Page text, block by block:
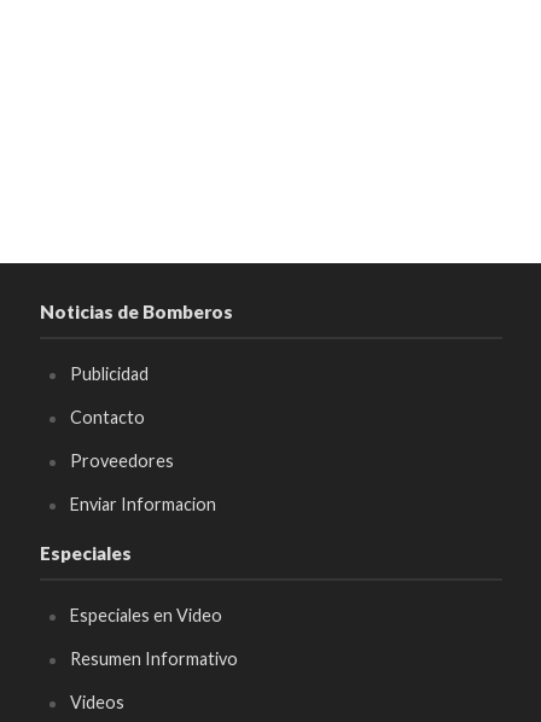
Noticias de Bomberos
Publicidad
Contacto
Proveedores
Enviar Informacion
Especiales
Especiales en Video
Resumen Informativo
Videos